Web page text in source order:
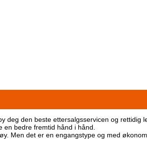
deg den beste ettersalgsservicen og rettidig
bedre fremtid hånd i hånd.
Men det er en engangstype og med